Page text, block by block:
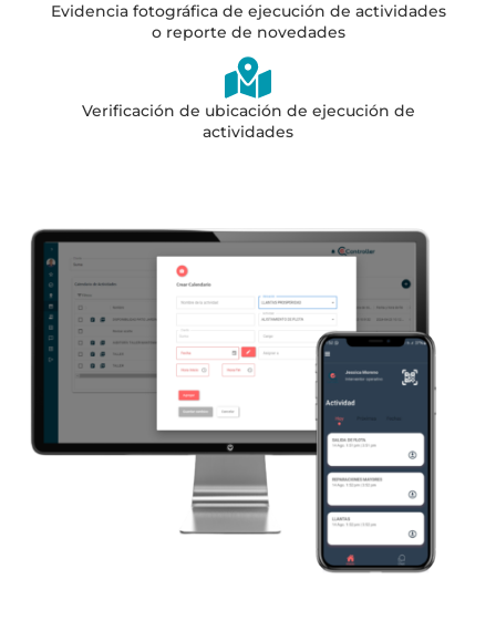
Evidencia fotográfica de ejecución de actividades
o reporte de novedades
Verificación de ubicación de ejecución de
actividades